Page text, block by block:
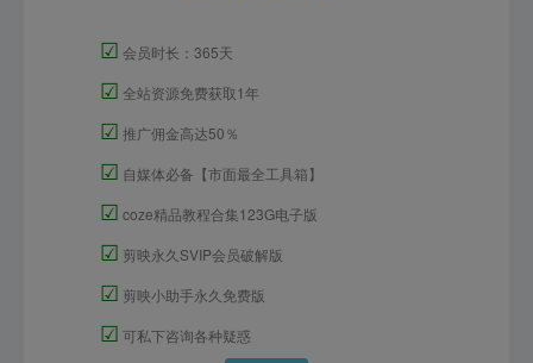
☑ 会员时长：365天
☑ 全站资源免费获取1年
☑ 推广佣金高达50％
☑ 自媒体必备【市面最全工具箱】
☑ coze精品教程合集123G电子版
☑ 剪映永久SVIP会员破解版
☑ 剪映小助手永久免费版
☑ 可私下咨询各种疑惑